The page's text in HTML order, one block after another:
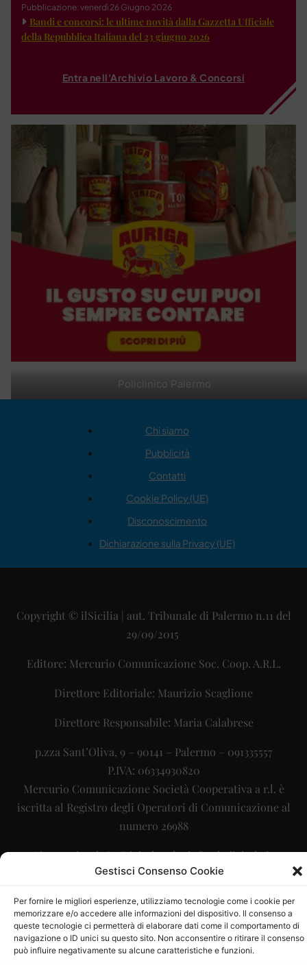
Gestisci Consenso Cookie
Per fornire le migliori esperienze, utilizziamo tecnologie come i cookie per
memorizzare e/o accedere alle informazioni del dispositivo. Il consenso a
queste tecnologie ci permetterà di elaborare dati come il comportamento di
navigazione o ID unici su questo sito. Non acconsentire o ritirare il consenso
può influire negativamente su alcune caratteristiche e funzioni.
Policlinico Palermo
Pubblicazione: venerdì 26 Giugno 2026
Bandi e concorsi: le ultime novità dalla Gazzetta Ufficiale
della Repubblica Italiana del 23 giugno 2026
Entra nell'Archivio Lavoro & Concorsi
Chi siamo
Pubblicità
Contatti
Cookie Policy (UE)
Disconoscimento
Dichiarazione sulla Privacy (UE)
Copyright © ilSicilia | aut. Tribunale di Palermo n.11 del
29/09/2015
Editore: Mercurio Comunicazione Soc. Coop. A.R.L.
Direttore Editoriale: Maurizio Scaglione
Direttore Responsabile: Maria Calabrese
p.zza Sant’Oliva, 9 – 90141 – Palermo – 091335557
P.IVA: 06334930820
Mercurio Comunicazione Società Cooperativa a r.l. è
iscritta al Registro degli Operatori di Comunicazione al
numero 26988
Sito gestito daLa Digitale srl–info@ladigitale.it